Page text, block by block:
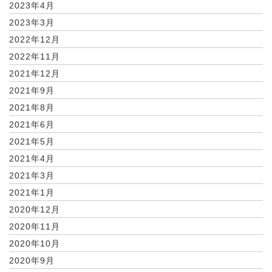
2023年4月
2023年3月
2022年12月
2022年11月
2021年12月
2021年9月
2021年8月
2021年6月
2021年5月
2021年4月
2021年3月
2021年1月
2020年12月
2020年11月
2020年10月
2020年9月